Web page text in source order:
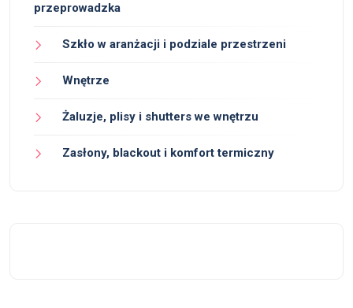
przeprowadzka
Szkło w aranżacji i podziale przestrzeni
Wnętrze
Żaluzje, plisy i shutters we wnętrzu
Zasłony, blackout i komfort termiczny